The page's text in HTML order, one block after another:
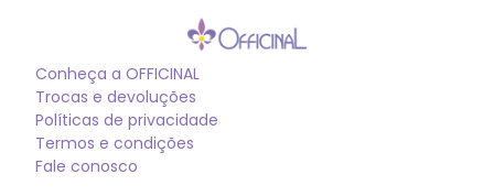
Conheça a OFFICINAL
Trocas e devoluções
Políticas de privacidade
Termos e condições
Fale conosco